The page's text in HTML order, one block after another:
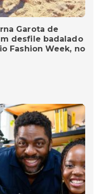
Garota de
desfile badalado
Fashion Week, no